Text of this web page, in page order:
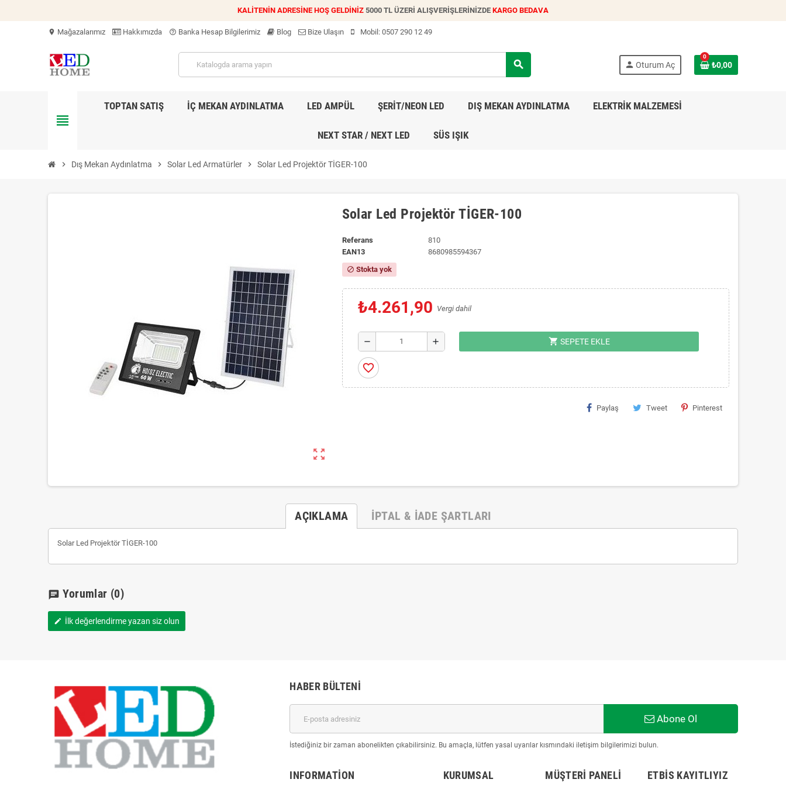
KALİTENİN ADRESİNE HOŞ GELDİNİZ 5000 TL ÜZERİ ALIŞVERİŞLERİNİZDE KARGO BEDAVA
location_on Mağazalarımız Hakkımızda help_outline Banka Hesap Bilgilerimiz Blog Bize Ulaşın Mobil: 0507 290 12 49
search person Oturum Aç
0
₺0,00
view_headline
TOPTAN SATIŞ İÇ MEKAN AYDINLATMA LED AMPÜL ŞERİT/NEON LED DIŞ MEKAN AYDINLATMA ELEKTRİK MALZEMESİ
NEXT STAR / NEXT LED SÜS IŞIK
chevron_right Dış Mekan Aydınlatma chevron_right Solar Led Armatürler chevron_right Solar Led Projektör TİGER-100
zoom_out_map
Solar Led Projektör TİGER-100
Referans
810
EAN13
8680985594367
block Stokta yok
₺4.261,90 Vergi dahil
remove add shopping_cart SEPETE EKLE
favorite_border
Paylaş Tweet Pinterest
AÇIKLAMA İPTAL & İADE ŞARTLARI
Solar Led Projektör TİGER-100
chat Yorumlar (0)
edit İlk değerlendirme yazan siz olun
HABER BÜLTENI
Abone Ol
İstediğiniz bir zaman abonelikten çıkabilirsiniz. Bu amaçla, lütfen yasal uyarılar kısmındaki iletişim bilgilerimizi bulun.
INFORMATION KURUMSAL MÜŞTERI PANELI ETBİS KAYITLIYIZ